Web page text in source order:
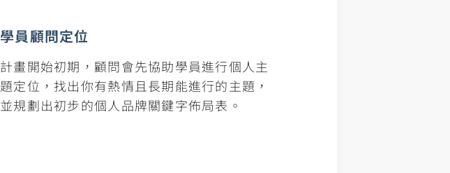
學員顧問定位
計畫開始初期，顧問會先協助學員進行個人主
題定位，找出你有熱情且長期能進行的主題，
並規劃出初步的個人品牌關鍵字佈局表。